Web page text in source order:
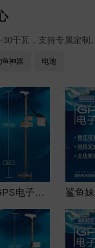
千瓦，支持专属定制。
鱼神器 电池
鲨鱼妹妹GPS电子锚（船用）大功率顶流机ss1200